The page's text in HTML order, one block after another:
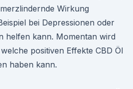
Wirkung
bei Depressionen oder
helfen kann. Momentan wird
positiven Effekte CBD Öl
haben kann.